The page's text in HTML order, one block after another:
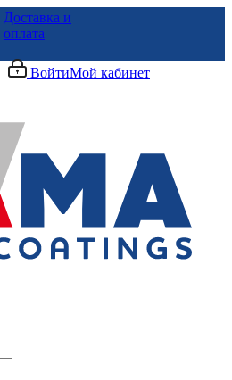
Доставка и
оплата
ВойтиМой кабинет